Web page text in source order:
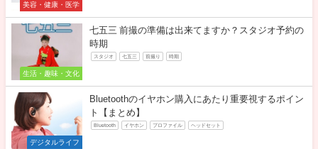
美容・健康・医学
生活・趣味・文化
七五三 前撮の準備は出来てますか？スタジオ予約の
時期
スタジオ 七五三 前撮り 時期
デジタルライフ
Bluetoothのイヤホン購入にあたり重要視するポイン
ト【まとめ】
Bluetooth イヤホン プロファイル ヘッドセット